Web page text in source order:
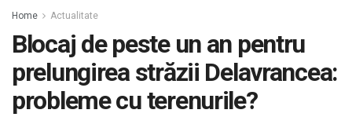
Home Actualitate
Blocaj de peste un an pentru
prelungirea străzii Delavrancea:
probleme cu terenurile?